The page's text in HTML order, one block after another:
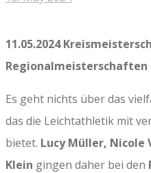
11.05.2024
Regionalmeisterschaften
Es geht nichts über das
das die Leichtathletik mit
bietet. Lucy Müller, Nicole
Klein gingen daher bei den